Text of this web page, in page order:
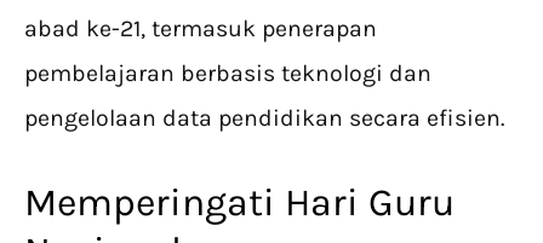
abad ke-21, termasuk penerapan
pembelajaran berbasis teknologi dan
pengelolaan data pendidikan secara efisien.
Memperingati Hari Guru